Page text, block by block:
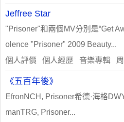
Jeffree Star
"Prisoner"和兩個MV分別是“Get
olence "Prisoner" 2009 Beauty...
個人評價 個人經歷 音樂專輯
《五百年後》
EfronNCH, Prisoner希德·海格
manTRG, Prisoner...